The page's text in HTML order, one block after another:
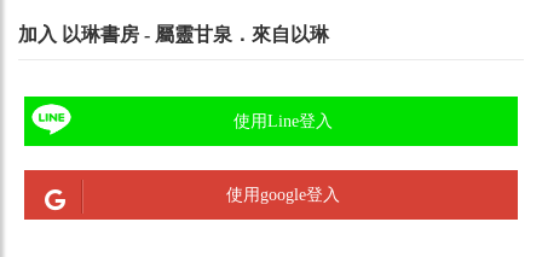
加入 以琳書房 - 屬靈甘泉．來自以琳
使用Line登入
使用google登入